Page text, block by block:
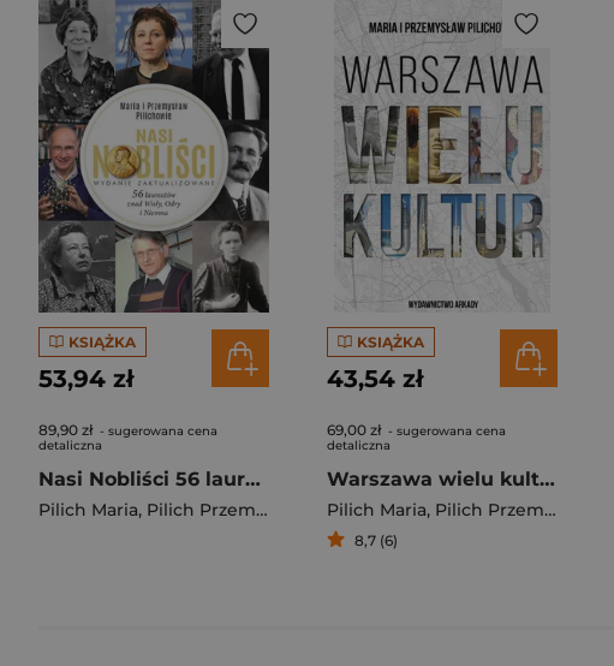
KSIĄŻKA
53,94 zł
89,90 zł - sugerowana cena
detaliczna
Nasi Nobliści 56 laureatów znad Wisły, Odry i Niemna
Pilich Maria, Pilich Przemysław
KSIĄŻKA
43,54 zł
69,00 zł - sugerowana cena
detaliczna
Warszawa wielu kultur
Pilich Maria, Pilich Przemysław
8,7 (6)